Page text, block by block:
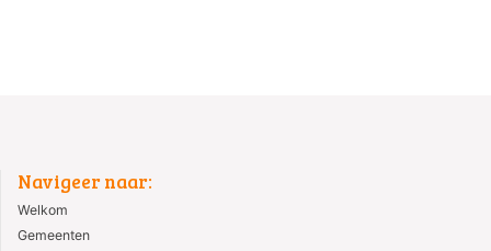
Navigeer naar:
Welkom
Gemeenten